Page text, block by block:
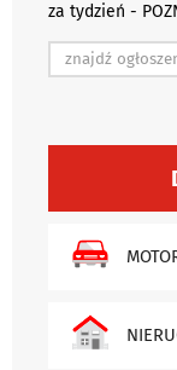
za tydzień -